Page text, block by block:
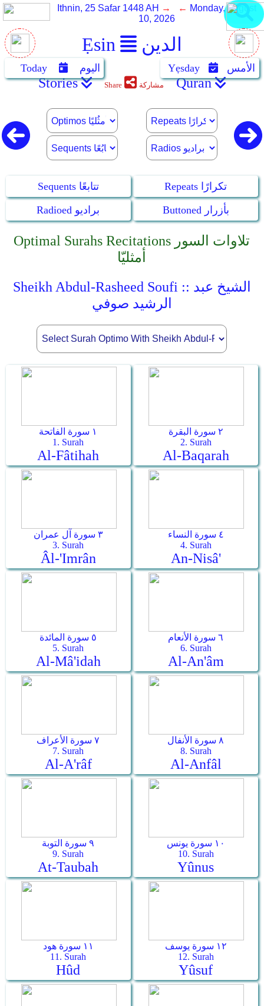
Ẹsin الدين
Ithnin, 25 Safar 1448 AH → ← Monday, August
10, 2026
Today اليوم Yẹsday الأمس
Stories Share مشاركة Quran
Sequents تتابعًا
Repeats تكرارًا
Radioed براديو
Buttoned بأزرار
Optimal Surahs Recitations تلاوات السور
أمثليّا
Sheikh Abdul-Rasheed Soufi :: الشيخ عبد
الرشيد صوفي
١ سورة الفاتحة
1. Surah
Al-Fâtihah
٢ سورة البقرة
2. Surah
Al-Baqarah
٣ سورة آل عمران
3. Surah
Âl-'Imrân
٤ سورة النساء
4. Surah
An-Nisâ'
٥ سورة المائدة
5. Surah
Al-Mâ'idah
٦ سورة الأنعام
6. Surah
Al-An'âm
٧ سورة الأعراف
7. Surah
Al-A'râf
٨ سورة الأنفال
8. Surah
Al-Anfâl
٩ سورة التوبة
9. Surah
At-Taubah
١٠ سورة يونس
10. Surah
Yûnus
١١ سورة هود
11. Surah
Hûd
١٢ سورة يوسف
12. Surah
Yûsuf